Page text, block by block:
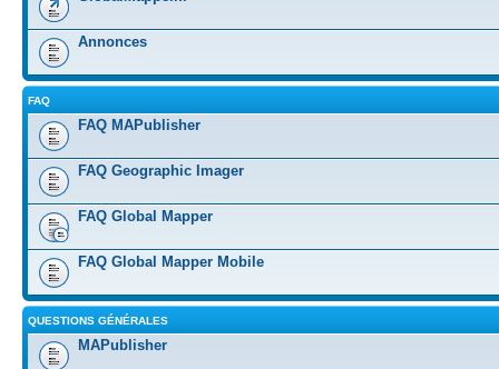
Annonces
FAQ
FAQ MAPublisher
FAQ Geographic Imager
FAQ Global Mapper
FAQ Global Mapper Mobile
QUESTIONS GÉNÉRALES
MAPublisher